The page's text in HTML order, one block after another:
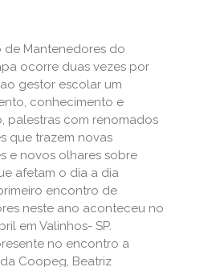
de Mantenedores do
ocorre duas vezes por
gestor escolar um
conhecimento e
palestras com renomados
que trazem novas
e novos olhares sobre
afetam o dia a dia
encontro de
neste ano aconteceu no
em Valinhos- SP.
no encontro a
Coopeg, Beatriz